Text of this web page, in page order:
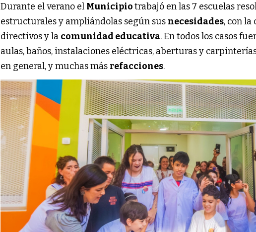
Durante el verano el Municipiotrabajó en las 7 escuelas
estructurales y ampliándolas según sus necesidades, con la
directivos y la comunidad educativa. En todos los casos
aulas, baños, instalaciones eléctricas, aberturas y
en general, y muchas más refacciones.